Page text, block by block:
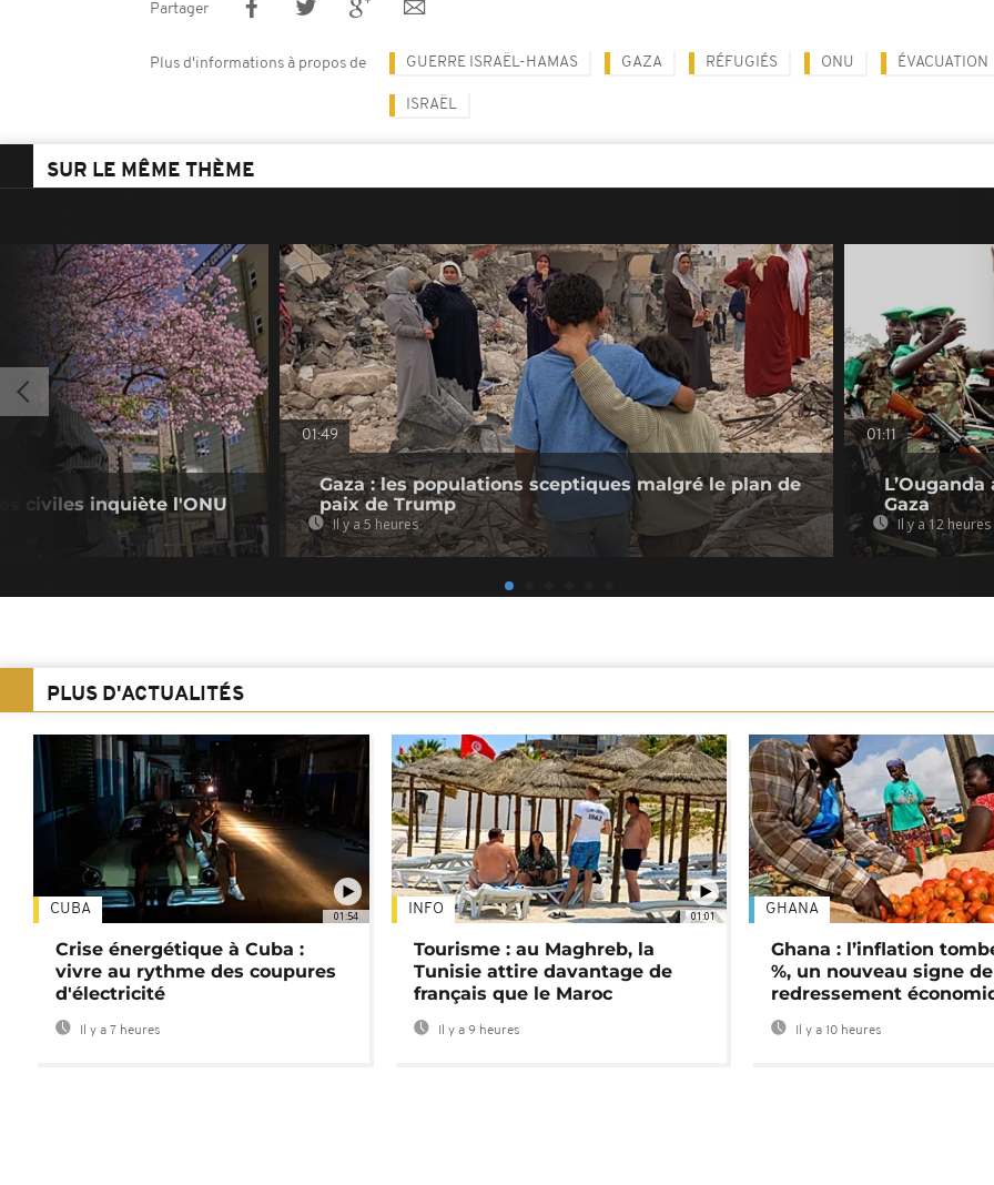
Partager
Plus d'informations à propos de GUERRE ISRAËL-HAMAS GAZA RÉFUGIÉS ONU ÉVACUATION
ISRAËL
SUR LE MÊME THÈME
civiles inquiète l'ONU
01:49
Gaza : les populations sceptiques malgré le plan de
paix de Trump
Il y a 5 heures
01:11
Gaza
Il y a 12 heures
PLUS D'ACTUALITÉS
01:54
CUBA
Crise énergétique à Cuba :
vivre au rythme des coupures
d'électricité
Il y a 7 heures
01:01
INFO
Tourisme : au Maghreb, la
Tunisie attire davantage de
français que le Maroc
Il y a 9 heures
GHANA
Ghana : l’inflation
%, un nouveau signe de
redressement
Il y a 10 heures